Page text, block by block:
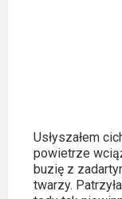
2021
2020
Usłyszałem
powietrze
buzię z
twarzy.